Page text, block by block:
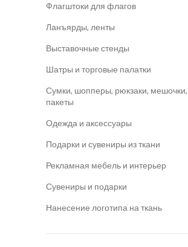
Флагштоки для флагов
Ланъярды, ленты
Выставочные стенды
​Шатры и торговые палатки
Сумки, шопперы, рюкзаки, мешочки,
пакеты
Одежда и аксессуары
Подарки и сувениры из ткани
Рекламная мебель и интерьер
Сувениры и подарки
Нанесение логотипа на ткань